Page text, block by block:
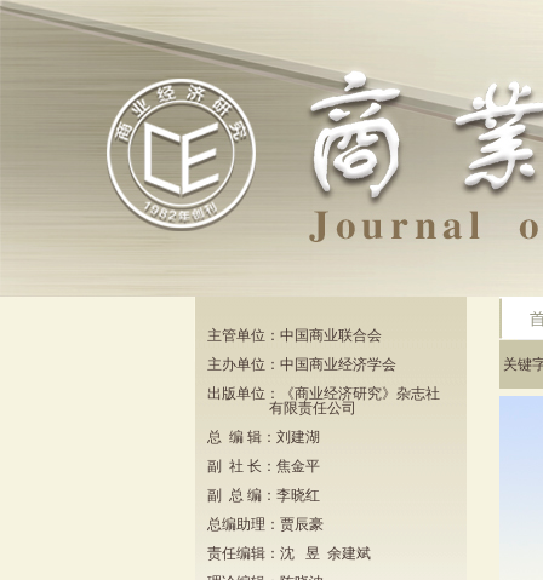
主管单位：中国商业联合会
主办单位：中国商业经济学会
出版单位：《商业经济研究》杂志社
有限责任公司
总 编 辑：刘建湖
副 社 长：焦金平
副 总 编：李晓红
总编助理：贾辰豪
责任编辑：沈 昱 余建斌
关键